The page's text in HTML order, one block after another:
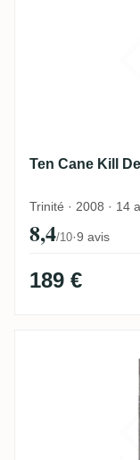
Ten Cane Kill
Trinité · 2008 · 14
8,4/10·9 avis
189 €
Diamond